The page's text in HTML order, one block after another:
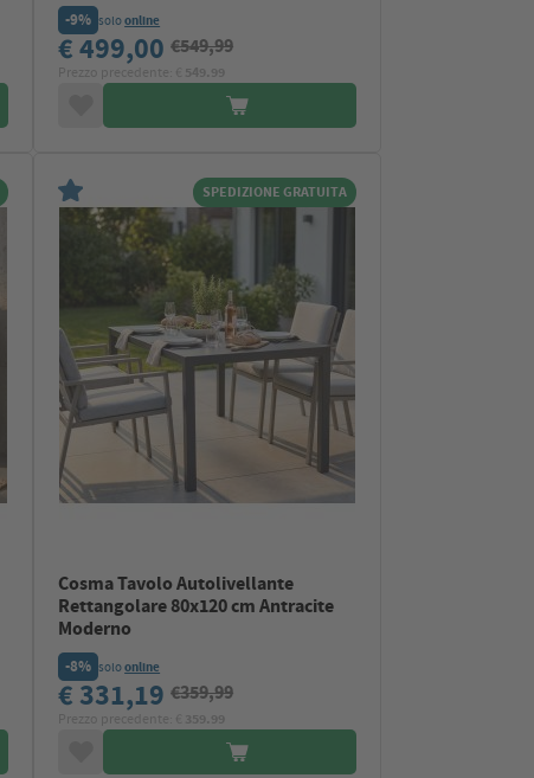
-9% soloonline
€ 499,00€549,99
SPEDIZIONE GRATUITA
Cosma Tavolo Autolivellante
Rettangolare 80x120 cm Antracite
Moderno
-8% soloonline
€ 331,19€359,99